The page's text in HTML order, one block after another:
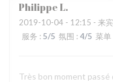
PhilippeL
2019-10-04 - 12:15 - 来
服务 : 5/5 氛围 : 4/5 菜单
Très bon moment